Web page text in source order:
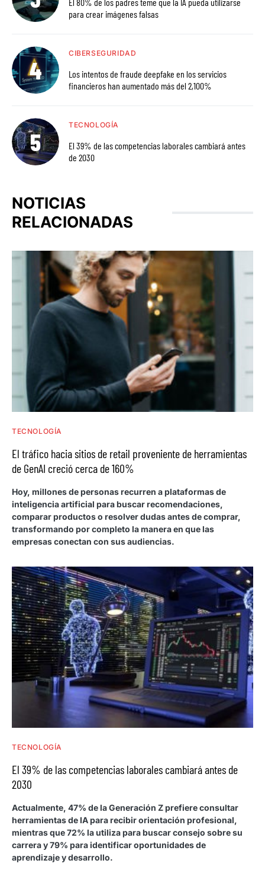
El 80% de los padres teme que la IA pueda utilizarse
para crear imágenes falsas
CIBERSEGURIDAD
Los intentos de fraude deepfake en los servicios
financieros han aumentado más del 2,100%
TECNOLOGÍA
El 39% de las competencias laborales cambiará antes
de 2030
NOTICIAS
RELACIONADAS
TECNOLOGÍA
El tráfico hacia sitios de retail proveniente de herramientas
de GenAI creció cerca de 160%
Hoy, millones de personas recurren a plataformas de
inteligencia artificial para buscar recomendaciones,
comparar productos o resolver dudas antes de comprar,
transformando por completo la manera en que las
empresas conectan con sus audiencias.
TECNOLOGÍA
El 39% de las competencias laborales cambiará antes de
2030
Actualmente, 47% de la Generación Z prefiere consultar
herramientas de IA para recibir orientación profesional,
mientras que 72% la utiliza para buscar consejo sobre su
carrera y 79% para identificar oportunidades de
aprendizaje y desarrollo.